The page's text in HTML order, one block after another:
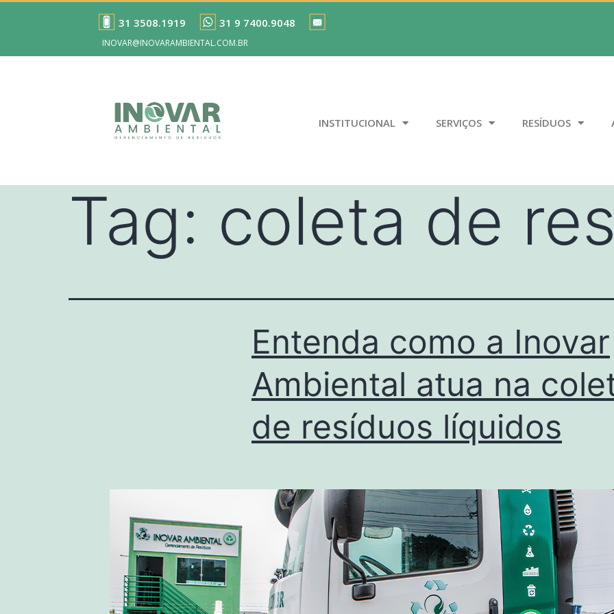
31 3508.1919 31 9 7400.9048
INOVAR@INOVARAMBIENTAL.COM.BR
INSTITUCIONAL SERVIÇOS RESÍDUOS
Tag: coleta de
Entenda como a Inovar
Ambiental atua na
de resíduos líquidos